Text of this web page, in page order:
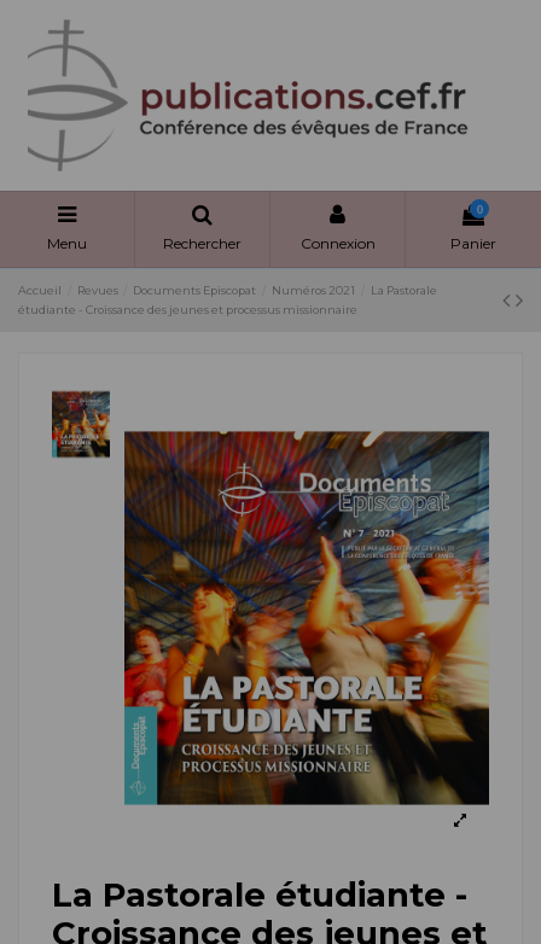
Menu Rechercher Connexion
0
Panier
Accueil Revues Documents Episcopat Numéros 2021
La Pastorale
étudiante - Croissance des jeunes et processus missionnaire
La Pastorale étudiante -
Croissance des jeunes et